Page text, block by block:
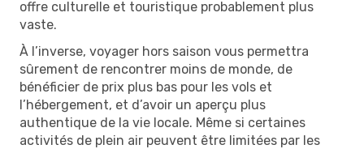
offre culturelle et touristique probablement plus
vaste.
À l’inverse, voyager hors saison vous permettra
sûrement de rencontrer moins de monde, de
bénéficier de prix plus bas pour les vols et
l’hébergement, et d’avoir un aperçu plus
authentique de la vie locale. Même si certaines
activités de plein air peuvent être limitées par les